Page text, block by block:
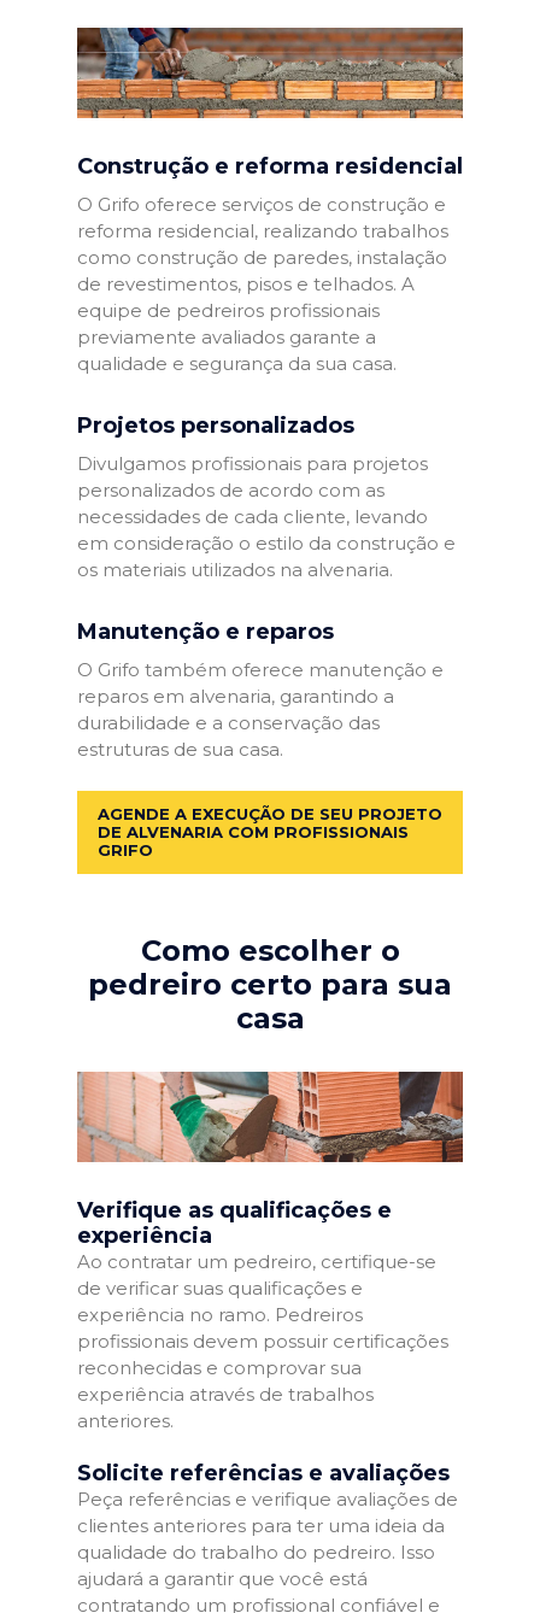
Construção e reforma residencial
O Grifo oferece serviços de construção e
reforma residencial, realizando trabalhos
como construção de paredes, instalação
de revestimentos, pisos e telhados. A
equipe de pedreiros profissionais
previamente avaliados garante a
qualidade e segurança da sua casa.
Projetos personalizados
Divulgamos profissionais para projetos
personalizados de acordo com as
necessidades de cada cliente, levando
em consideração o estilo da construção e
os materiais utilizados na alvenaria.
Manutenção e reparos
O Grifo também oferece manutenção e
reparos em alvenaria, garantindo a
durabilidade e a conservação das
estruturas de sua casa.
AGENDE A EXECUÇÃO DE SEU PROJETO
DE ALVENARIA COM PROFISSIONAIS
GRIFO
Como escolher o
pedreiro certo para sua
casa
Verifique as qualificações e
experiência
Ao contratar um pedreiro, certifique-se
de verificar suas qualificações e
experiência no ramo. Pedreiros
profissionais devem possuir certificações
reconhecidas e comprovar sua
experiência através de trabalhos
anteriores.
Solicite referências e avaliações
Peça referências e verifique avaliações de
clientes anteriores para ter uma ideia da
qualidade do trabalho do pedreiro. Isso
ajudará a garantir que você está
contratando um profissional confiável e